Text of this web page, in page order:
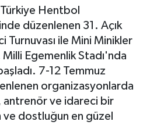
Hentbol
düzenlenen 31. Açık
Turnuvası ile Mini Minikler
Milli Egemenlik Stadı'nda
7-12 Temmuz
organizasyonlarda
antrenör ve idareci bir
dostluğun en güzel